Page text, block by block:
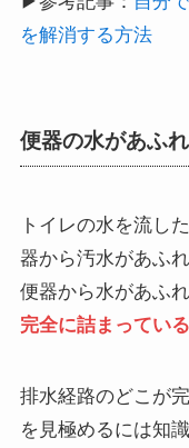
を解消する方法
便器の水があふ
トイレの水を流し
器から汚水があふ
便器から水があふ
完全に詰まってい
排水経路のどこが
を見極めるには知